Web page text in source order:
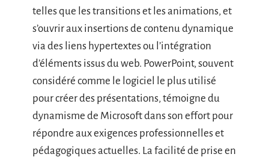
telles que les transitions et les animations, et
s’ouvrir aux insertions de contenu dynamique
via des liens hypertextes ou l’intégration
d’éléments issus du web. PowerPoint, souvent
considéré comme le logiciel le plus utilisé
pour créer des présentations, témoigne du
dynamisme de Microsoft dans son effort pour
répondre aux exigences professionnelles et
pédagogiques actuelles. La facilité de prise en